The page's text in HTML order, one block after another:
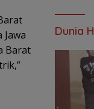
Barat
Dunia